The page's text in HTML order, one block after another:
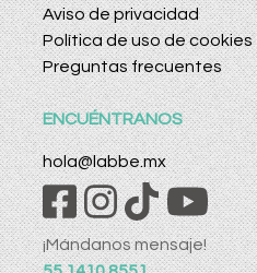
Aviso de privacidad
Política de uso de cookies
Preguntas frecuentes
ENCUÉNTRANOS
hola@labbe.mx
¡Mándanos mensaje!